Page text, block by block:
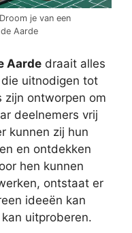
je van een
Aarde
Aarde draait alles
uitnodigen tot
zijn ontworpen om
deelnemers vrij
kunnen zij hun
en ontdekken
hen kunnen
ontstaat er
ideeën kan
uitproberen.